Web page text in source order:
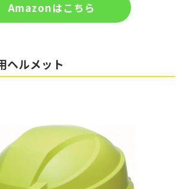
Amazonはこちら
ヘルメット